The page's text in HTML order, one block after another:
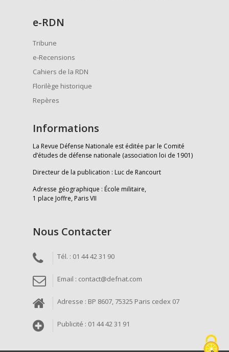
e-RDN
Tribune
e-Recensions
Cahiers de la RDN
Florilège historique
Repères
Informations
La Revue Défense Nationale est éditée par le Comité
d’études de défense nationale (association loi de 1901)
Directeur de la publication : Luc de Rancourt
Adresse géographique : École militaire,
1 place Joffre, Paris VII
Nous Contacter
Tél. : 01 44 42 31 90
Email : contact@defnat.com
Adresse : BP 8607, 75325 Paris cedex 07
Publicité : 01 44 42 31 91